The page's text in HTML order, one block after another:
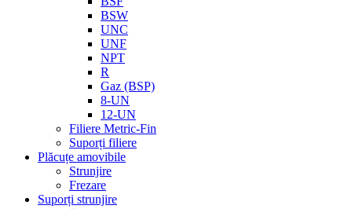
BSW
UNC
UNF
NPT
R
Gaz (BSP)
8-UN
12-UN
Filiere Metric-Fin
Suporți filiere
Plăcuțe amovibile
Strunjire
Frezare
Suporți strunjire